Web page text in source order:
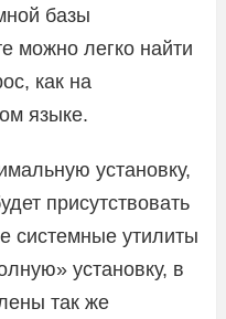
базы
можно легко найти
как на
языке.
установку,
присутствовать
системные утилиты
установку, в
так же